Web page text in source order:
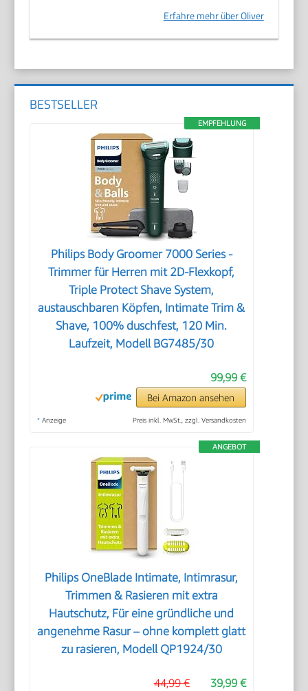
Erfahre mehr über Oliver
BESTSELLER
EMPFEHLUNG
Philips Body Groomer 7000 Series -
Trimmer für Herren mit 2D-Flexkopf,
Triple Protect Shave System,
austauschbaren Köpfen, Intimate Trim &
Shave, 100% duschfest, 120 Min.
Laufzeit, Modell BG7485/30
99,99 €
Bei Amazon ansehen
* Anzeige Preis inkl. MwSt., zzgl. Versandkosten
ANGEBOT
Philips OneBlade Intimate, Intimrasur,
Trimmen & Rasieren mit extra
Hautschutz, Für eine gründliche und
angenehme Rasur – ohne komplett glatt
zu rasieren, Modell QP1924/30
39,99 €
44,99 €